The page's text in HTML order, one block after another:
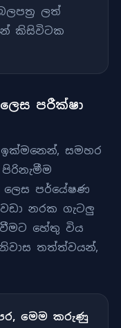
ලත්
කිසිවිටක
පරීක්ෂා
සමහර
පර්යේෂණ
නරක ගැටලු
හේතු විය
තත්ත්වයන්,
මෙම කරුණු